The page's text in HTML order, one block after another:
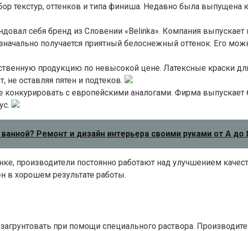
текстур, оттенков и типа финиша. Недавно была выпущена
себя бренд из Словении «Belinka». Компания выпускает
получается приятный белоснежный оттенок. Его
продукцию по невысокой цене. Латексные краски
оставляя пятен и подтеков.
конкурировать с европейскими аналогами. Фирма
Ремонт и дизайн интерьера своими руками от А до
производители постоянно работают над улучшением
в хорошем результате работы.
при помощи специального раствора.